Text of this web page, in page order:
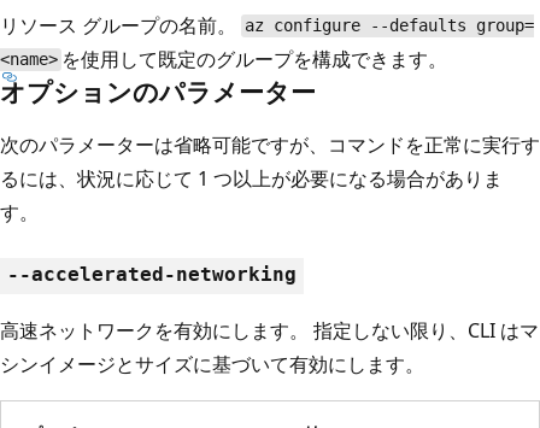
リソース グループの名前。
az configure --defaults group=
<name> を使用して既定のグループを構成できます。
オプションのパラメーター
次のパラメーターは省略可能ですが、コマンドを正常に実行す
るには、状況に応じて 1 つ以上が必要になる場合がありま
す。
--accelerated-networking
高速ネットワークを有効にします。 指定しない限り、CLI はマ
シンイメージとサイズに基づいて有効にします。